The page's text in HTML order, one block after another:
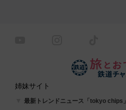
姉妹サイト
最新トレンドニュース「tokyo chips」